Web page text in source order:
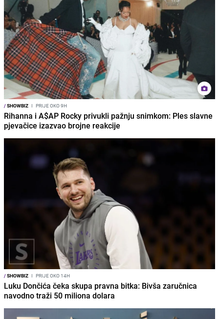
/SHOWBIZ I PRIJE OKO 9H
Rihanna i A$AP Rocky privukli pažnju snimkom: Ples slavne
pjevačice izazvao brojne reakcije
/SHOWBIZ I PRIJE OKO 14H
Luku Dončića čeka skupa pravna bitka: Bivša zaručnica
navodno traži 50 miliona dolara